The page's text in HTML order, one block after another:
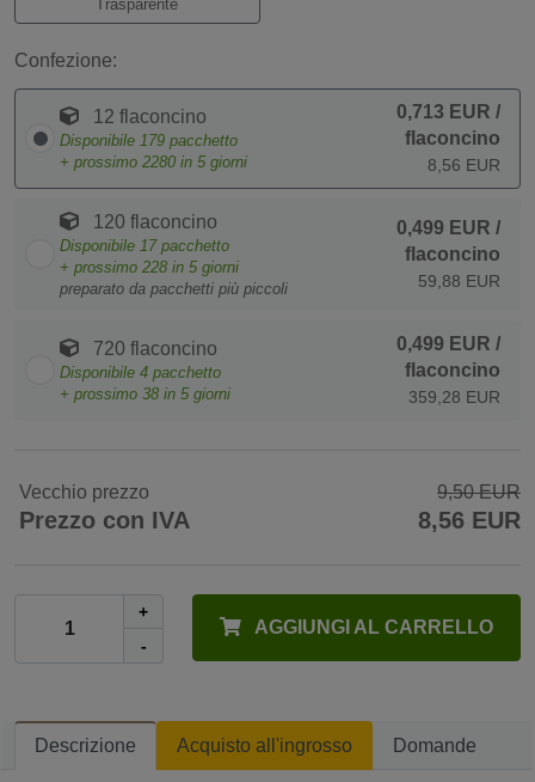
Trasparente
Confezione:
12 flaconcino
Disponibile 179 pacchetto
+ prossimo 2280 in 5 giorni
0,713 EUR /
flaconcino
8,56 EUR
120 flaconcino
Disponibile 17 pacchetto
+ prossimo 228 in 5 giorni
preparato da pacchetti più piccoli
0,499 EUR /
flaconcino
59,88 EUR
720 flaconcino
Disponibile 4 pacchetto
+ prossimo 38 in 5 giorni
0,499 EUR /
flaconcino
359,28 EUR
Vecchio prezzo 9,50 EUR
Prezzo con IVA 8,56 EUR
+
-
AGGIUNGI AL CARRELLO
Descrizione Acquisto all'ingrosso Domande